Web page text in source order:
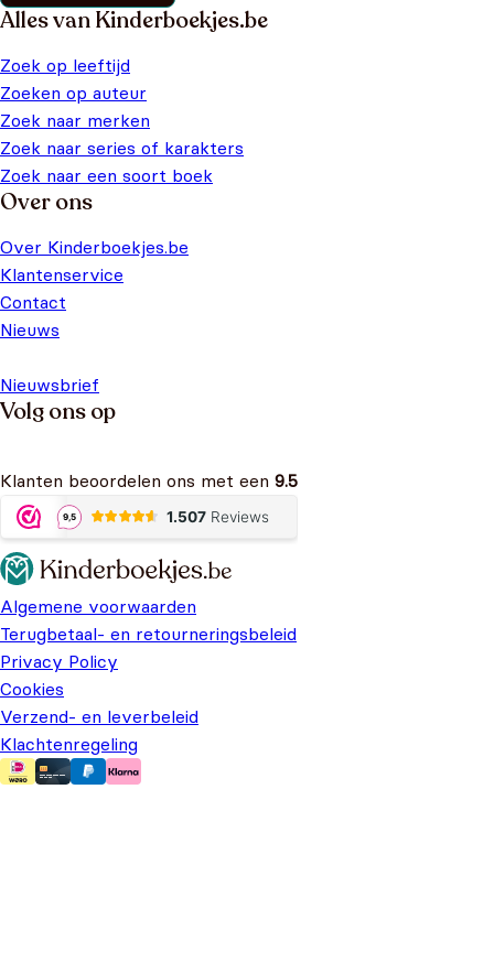
Alles van Kinderboekjes.be
Zoek op leeftijd
Zoeken op auteur
Zoek naar merken
Zoek naar series of karakters
Zoek naar een soort boek
Over ons
Over Kinderboekjes.be
Klantenservice
Contact
Nieuws
Nieuwsbrief
Volg ons op
Klanten beoordelen ons met een 9.5
Algemene voorwaarden
Terugbetaal- en retourneringsbeleid
Privacy Policy
Cookies
Verzend- en leverbeleid
Klachtenregeling